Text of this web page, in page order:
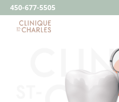
450-677-5505